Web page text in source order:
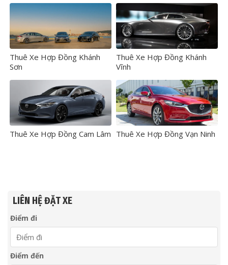
Thuê Xe Hợp Đồng Khánh
Sơn
Thuê Xe Hợp Đồng Khánh
Vĩnh
Thuê Xe Hợp Đồng Cam Lâm Thuê Xe Hợp Đồng Vạn Ninh
LIÊN HỆ ĐẶT XE
Điểm đi
Điểm đến